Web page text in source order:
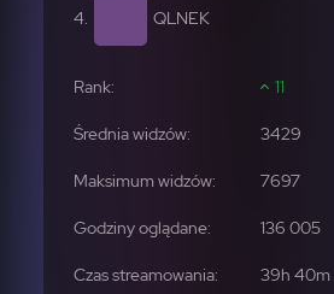
QLNEK
11
3429
7697
136 005